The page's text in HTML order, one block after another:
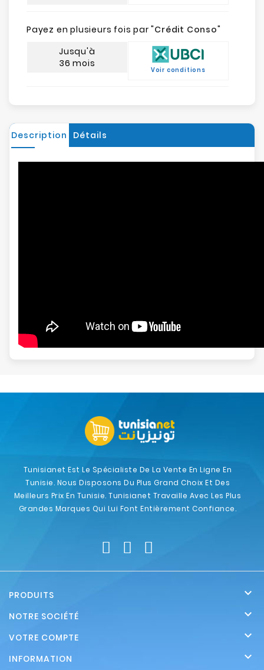
Payez en plusieurs fois par "Crédit Conso"
Jusqu'à
36 mois
Voir conditions
Description Détails
Tunisianet Est Le Spécialiste De La Vente En Ligne En
Tunisie. Nous Disposons Du Plus Grand Choix Et Des
Meilleurs Prix En Tunisie. Tunisianet Travaille Avec Les Plus
Grandes Marques Qui Lui Font Entièrement Confiance.
PRODUITS 
NOTRE SOCIÉTÉ 
VOTRE COMPTE 
INFORMATION 